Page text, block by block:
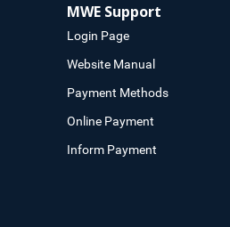
MWE Support
Login Page
Website Manual
Payment Methods
Online Payment
Inform Payment